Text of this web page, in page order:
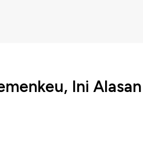
Ini Alasan